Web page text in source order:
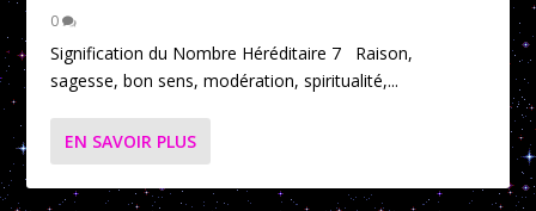
0
Signification du Nombre Héréditaire 7 Raison,
sagesse, bon sens, modération, spiritualité,...
EN SAVOIR PLUS